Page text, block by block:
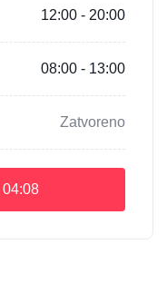
12:00 - 20:00
08:00 - 13:00
Zatvoreno
04:08